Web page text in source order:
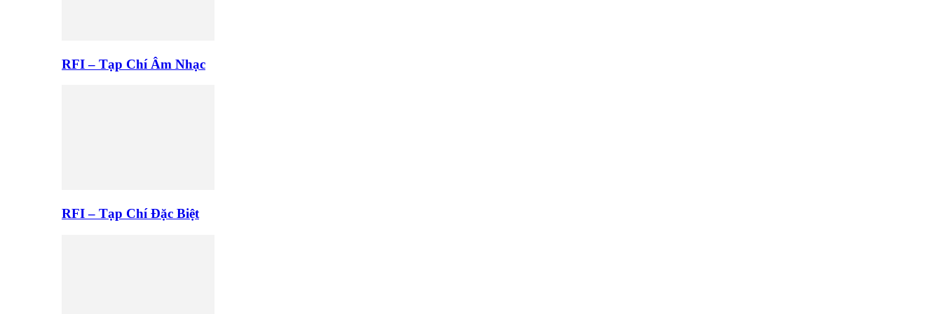
RFI – Tạp Chí Âm Nhạc
RFI – Tạp Chí Đặc Biệt